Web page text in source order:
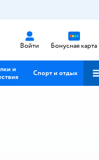
Войти Бонусная карта
и
Спорт и отдых